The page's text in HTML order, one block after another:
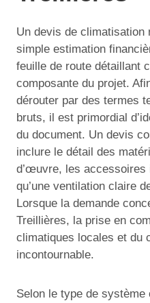
Un devis de climatisation
simple estimation
feuille de route détaillant
composante du projet.
dérouter par des termes
bruts, il est primordial
du document. Un devis
inclure le détail des
d’œuvre, les accessoires
qu’une ventilation claire
Lorsque la demande
Treillières, la prise en
climatiques locales et du
incontournable.
Selon le type de système